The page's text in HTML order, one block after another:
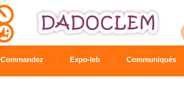
Commandez Expo-leb Communiqués